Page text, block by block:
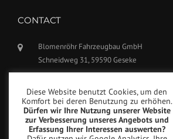
CONTACT
Blomenröhr Fahrzeugbau GmbH
Schneidweg 31, 59590 Geseke
Fax: +49(0)2942-5799777
info@blomenroehr.com
Diese Website benutzt Cookies, um den
Komfort bei deren Benutzung zu erhöhen.
Dürfen wir Ihre Nutzung unserer Website
zur Verbesserung unseres Angebots und
Erfassung Ihrer Interessen auswerten?